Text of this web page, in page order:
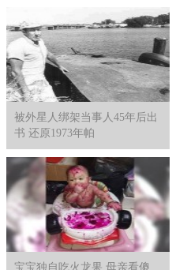
史几大真龙现身事件中的龙遗
信以为真真龙的存有。无论中
是真是假，成为华夏儿女的我
龙金身。
被外星人绑架当事人45年后出
书 还原1973年帕
宝宝独自吃火龙果 母亲看傻